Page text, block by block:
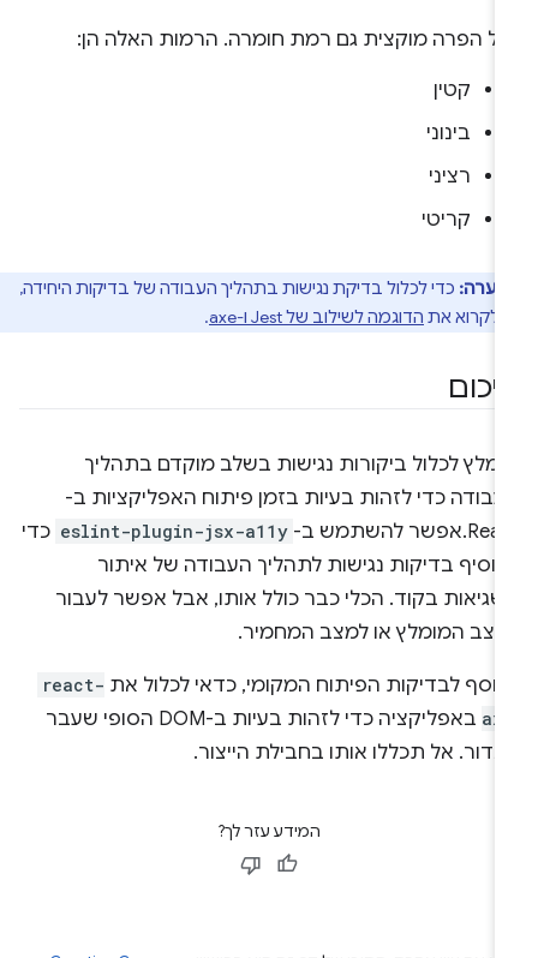
הפרה מוקצית גם רמת חומרה. הרמות האלה הן:
קטין
בינוני
רציני
קריטי
הערה:כדי לכלול בדיקת נגישות בתהליך העבודה של בדיקות היחידה,
לקרוא אתהדוגמה לשילוב של Jest ו-axe .
לכלול ביקורות נגישות בשלב מוקדם בתהליך
כדי לזהות בעיות בזמן פיתוח האפליקציות ב-
eslint-plugin-jsx-a11y כדי
בדיקות נגישות לתהליך העבודה של איתור
בקוד. הכלי כבר כולל אותו, אבל אפשר לעבור
המומלץ או למצב המחמיר.
לבדיקות הפיתוח המקומי, כדאי לכלול אתreact-
באפליקציה כדי לזהות בעיות ב-DOM הסופי שעבר
אל תכללו אותו בחבילת הייצור.
המידע עזר לך?